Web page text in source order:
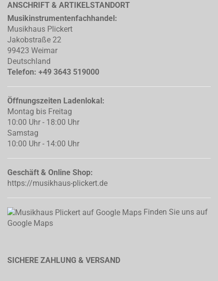
ANSCHRIFT & ARTIKELSTANDORT
Musikinstrumentenfachhandel:
Musikhaus Plickert
Jakobstraße 22
99423 Weimar
Deutschland
Telefon: +49 3643 519000
Öffnungszeiten Ladenlokal:
Montag bis Freitag
10:00 Uhr - 18:00 Uhr
Samstag
10:00 Uhr - 14:00 Uhr
Geschäft & Online Shop:
https://musikhaus-plickert.de
Finden Sie uns auf
Google Maps
SICHERE ZAHLUNG & VERSAND